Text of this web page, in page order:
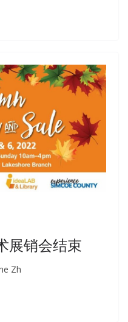
展销会结束
Zh